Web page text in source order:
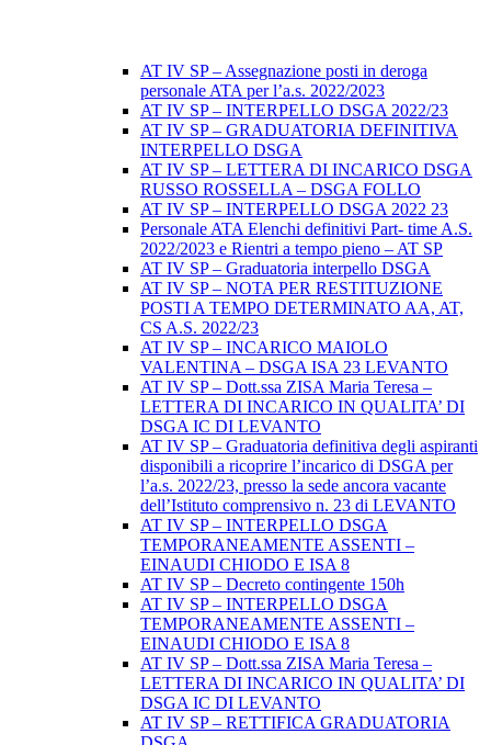
AT IV SP – Assegnazione posti in deroga
personale ATA per l’a.s. 2022/2023
AT IV SP – INTERPELLO DSGA 2022/23
AT IV SP – GRADUATORIA DEFINITIVA
INTERPELLO DSGA
AT IV SP – LETTERA DI INCARICO DSGA
RUSSO ROSSELLA – DSGA FOLLO
AT IV SP – INTERPELLO DSGA 2022 23
Personale ATA Elenchi definitivi Part- time A.S.
2022/2023 e Rientri a tempo pieno – AT SP
AT IV SP – Graduatoria interpello DSGA
AT IV SP – NOTA PER RESTITUZIONE
POSTI A TEMPO DETERMINATO AA, AT,
CS A.S. 2022/23
AT IV SP – INCARICO MAIOLO
VALENTINA – DSGA ISA 23 LEVANTO
AT IV SP – Dott.ssa ZISA Maria Teresa –
LETTERA DI INCARICO IN QUALITA’ DI
DSGA IC DI LEVANTO
AT IV SP – Graduatoria definitiva degli aspiranti
disponibili a ricoprire l’incarico di DSGA per
l’a.s. 2022/23, presso la sede ancora vacante
dell’Istituto comprensivo n. 23 di LEVANTO
AT IV SP – INTERPELLO DSGA
TEMPORANEAMENTE ASSENTI –
EINAUDI CHIODO E ISA 8
AT IV SP – Decreto contingente 150h
AT IV SP – INTERPELLO DSGA
TEMPORANEAMENTE ASSENTI –
EINAUDI CHIODO E ISA 8
AT IV SP – Dott.ssa ZISA Maria Teresa –
LETTERA DI INCARICO IN QUALITA’ DI
DSGA IC DI LEVANTO
AT IV SP – RETTIFICA GRADUATORIA